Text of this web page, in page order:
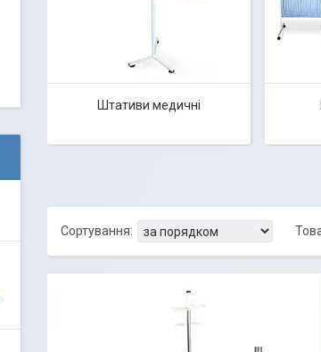
Штативи медичні